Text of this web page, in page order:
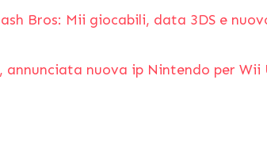
Bros: Mii giocabili, data 3DS e
annunciata nuova ip Nintendo per Wii